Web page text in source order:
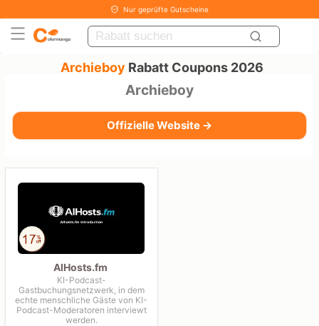
Nur geprüfte Gutscheine
Archieboy Rabatt Coupons 2026
Archieboy
Offizielle Website →
AIHosts.fm
KI-Podcast-
Gastbuchungsnetzwerk, in dem
echte menschliche Gäste von KI-
Podcast-Moderatoren interviewt
werden.